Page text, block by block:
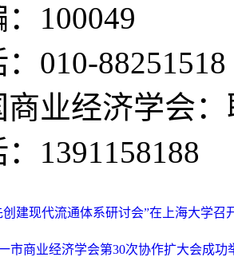
100049
：010-88251518
商业经济学会
：1391158188
创建现代流通体系研讨会”在上海大学召
市商业经济学会第30次协作扩大会成功